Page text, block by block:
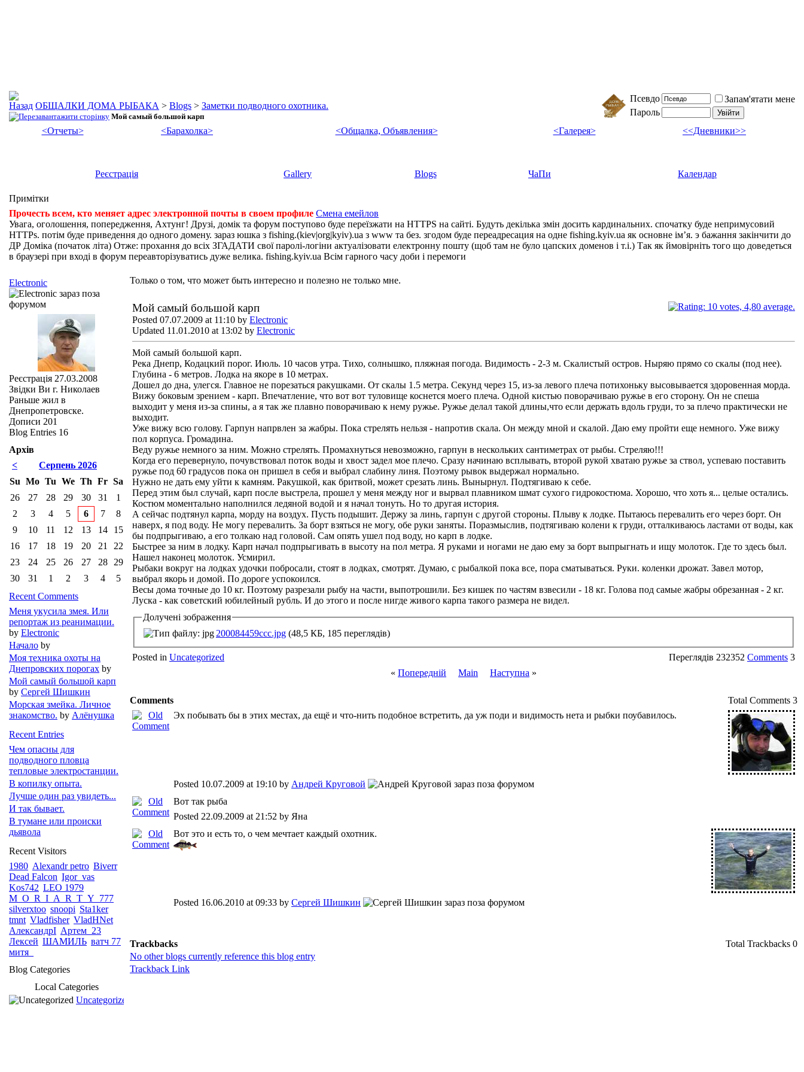
ОБЩАЛКИ ДОМА РЫБАКА > Blogs > Заметки подводного охотника.
Мой самый большой карп
Псевдо
Запам'ятати мене
Пароль
<Отчеты>
<Барахолка> <Общалка, Объявления> <Галерея> <<Дневники>>
Реєстрація Gallery Blogs ЧаПи Календар
Примітки
Прочесть всем, кто меняет адрес электронной почты в своем профиле Смена емейлов
Увага, оголошення, попередження, Ахтунг! Друзі, домік та форум поступово буде переїзжати на HTTPS на сайті. Будуть декілька змін досить кардинальних. спочатку буде непримусовий
HTTPs. потім буде приведення до одного домену. зараз юшка з fishing.(kiev|org|kyiv).ua з www та без. згодом буде переадресация на одне fishing.kyiv.ua як основне імʼя. э бажання закінчити до
ДР Доміка (початок літа) Отже: прохання до всіх ЗГАДАТИ свої паролі-логіни актуалізовати електронну пошту (щоб там не було цапских доменов і т.і.) Так як ймовірніть того що доведеться
в браузері при вході в форум переавторізуватись дуже велика. fishing.kyiv.ua Всім гарного часу доби і перемоги
Только о том, что может быть интересно и полезно не только мне.
Мой самый большой карп
Posted 07.07.2009 at 11:10 by Electronic
Updated 11.01.2010 at 13:02 by Electronic
Мой самый большой карп.
Река Днепр, Кодацкий порог. Июль. 10 часов утра. Тихо, солнышко, пляжная погода. Видимость - 2-3 м. Скалистый остров. Ныряю прямо со скалы (под нее).
Глубина - 6 метров. Лодка на якоре в 10 метрах.
Дошел до дна, улегся. Главное не порезаться ракушками. От скалы 1.5 метра. Секунд через 15, из-за левого плеча потихоньку высовывается здоровенная морда.
Вижу боковым зрением - карп. Впечатление, что вот вот туловище коснется моего плеча. Одной кистью поворачиваю ружье в его сторону. Он не спеша
выходит у меня из-за спины, а я так же плавно поворачиваю к нему ружье. Ружье делал такой длины,что если держать вдоль груди, то за плечо практически не
выходит.
Уже вижу всю голову. Гарпун напрвлен за жабры. Пока стрелять нельзя - напротив скала. Он между мной и скалой. Даю ему пройти еще немного. Уже вижу
пол корпуса. Громадина.
Веду ружье немного за ним. Можно стрелять. Промахнуться невозможно, гарпун в нескольких сантиметрах от рыбы. Стреляю!!!
Когда его перевернуло, почувствовал поток воды и хвост задел мое плечо. Сразу начинаю всплывать, второй рукой хватаю ружье за ствол, успеваю поставить
ружье под 60 градусов пока он пришел в себя и выбрал слабину линя. Поэтому рывок выдержал нормально.
Нужно не дать ему уйти к камням. Ракушкой, как бритвой, может срезать линь. Вынырнул. Подтягиваю к себе.
Перед этим был случай, карп после выстрела, прошел у меня между ног и вырвал плавником шмат сухого гидрокостюма. Хорошо, что хоть я... целые остались.
Костюм моментально наполнился ледяной водой и я начал тонуть. Но то другая история.
А сейчас подтянул карпа, морду на воздух. Пусть подышит. Держу за линь, гарпун с другой стороны. Плыву к лодке. Пытаюсь перевалить его через борт. Он
наверх, я под воду. Не могу перевалить. За борт взяться не могу, обе руки заняты. Поразмыслив, подтягиваю колени к груди, отталкиваюсь ластами от воды, как
бы подпрыгиваю, а его толкаю над головой. Сам опять ушел под воду, но карп в лодке.
Быстрее за ним в лодку. Карп начал подпрыгивать в высоту на пол метра. Я руками и ногами не даю ему за борт выпрыгнать и ищу молоток. Где то здесь был.
Нашел наконец молоток. Усмирил.
Рыбаки вокруг на лодках удочки побросали, стоят в лодках, смотрят. Думаю, с рыбалкой пока все, пора сматываться. Руки. коленки дрожат. Завел мотор,
выбрал якорь и домой. По дороге успокоился.
Весы дома точные до 10 кг. Поэтому разрезали рыбу на части, выпотрошили. Без кишек по частям взвесили - 18 кг. Голова под самые жабры обрезанная - 2 кг.
Луска - как советский юбилейный рубль. И до этого и после нигде живого карпа такого размера не видел.
Долучені зображення
200084459ccc.jpg (48,5 КБ, 185 переглядів)
Posted in Uncategorized Переглядів 232352 Comments 3
« Попередній Main Наступна »
Total Comments 3
Comments
Эх побывать бы в этих местах, да ещё и что-нить подобное встретить, да уж поди и видимость нета и рыбки поубавилось.
Posted 10.07.2009 at 19:10 by Андрей Круговой
Вот так рыба
Posted 22.09.2009 at 21:52 by Яна
Вот это и есть то, о чем мечтает каждый охотник.
Posted 16.06.2010 at 09:33 by Сергей Шишкин
Total Trackbacks 0
Trackbacks
No other blogs currently reference this blog entry
Trackback Link
Electronic
Реєстрація 27.03.2008
Звідки Ви г. Николаев
Раньше жил в
Днепропетровске.
Дописи 201
Blog Entries 16
Архів
<
Серпень 2026
Su Mo Tu We Th Fr Sa
26
27 28 29 30 31
1
2
3 4 5 6 7
8
9
10 11 12 13 14
15
16
17 18 19 20 21
22
23
24 25 26 27 28
29
30
31 1 2 3 4
5
Recent Comments
Меня укусила змея. Или
репортаж из реанимации.
by Electronic
Начало by
Моя техника охоты на
Днепровских порогах by
Мой самый большой карп
by Сергей Шишкин
Морская змейка. Личное
знакомство. by Алёнушка
Recent Entries
Чем опасны для
подводного пловца
тепловые электростанции.
В копилку опыта.
Лучше один раз увидеть...
И так бывает.
В тумане или происки
дьявола
Recent Visitors
1980 Alexandr petro Biverr
Dead Falcon Igor_vas
Kos742 LEO 1979
M_O_R_I_A_R_T_Y_777
silverxtoo snoopi Sta1ker
tmnt Vladfisher VladHNet
АлександрI Артем_23
Лексей ШАМИЛЬ ватч 77
митя_
Blog Categories
Local Categories
Uncategorized